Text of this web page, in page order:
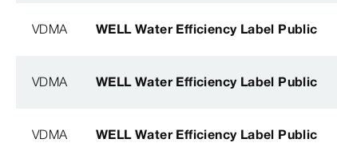
VDMA WELL Water Efficiency Label Public
VDMA WELL Water Efficiency Label Public
VDMA WELL Water Efficiency Label Public